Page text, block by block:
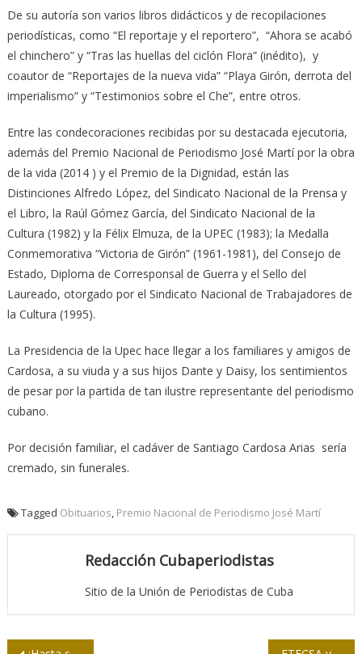
De su autoría son varios libros didácticos y de recopilaciones
periodísticas, como “El reportaje y el reportero”, “Ahora se acabó
el chinchero” y “Tras las huellas del ciclón Flora” (inédito), y
coautor de “Reportajes de la nueva vida” “Playa Girón, derrota del
imperialismo” y “Testimonios sobre el Che”, entre otros.
Entre las condecoraciones recibidas por su destacada ejecutoria,
además del Premio Nacional de Periodismo José Martí por la obra
de la vida (2014 ) y el Premio de la Dignidad, están las
Distinciones Alfredo López, del Sindicato Nacional de la Prensa y
el Libro, la Raúl Gómez García, del Sindicato Nacional de la
Cultura (1982) y la Félix Elmuza, de la UPEC (1983); la Medalla
Conmemorativa “Victoria de Girón” (1961-1981), del Consejo de
Estado, Diploma de Corresponsal de Guerra y el Sello del
Laureado, otorgado por el Sindicato Nacional de Trabajadores de
la Cultura (1995).
La Presidencia de la Upec hace llegar a los familiares y amigos de
Cardosa, a su viuda y a sus hijos Dante y Daisy, los sentimientos
de pesar por la partida de tan ilustre representante del periodismo
cubano.
Por decisión familiar, el cadáver de Santiago Cardosa Arias sería
cremado, sin funerales.
Tagged Obituarios, Premio Nacional de Periodismo José Martí
Redacción Cubaperiodistas
Sitio de la Unión de Periodistas de Cuba